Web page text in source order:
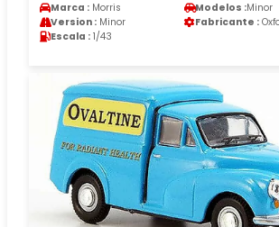
Marca : Morris Modelos :Minor
Version : Minor Fabricante :
Escala : 1/43